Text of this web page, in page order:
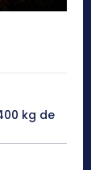
kg de